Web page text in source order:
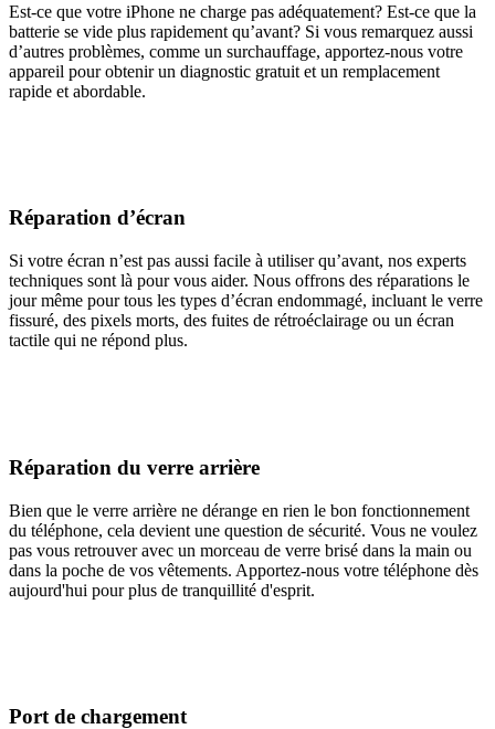
Est-ce que votre iPhone ne charge pas adéquatement? Est-ce que la
batterie se vide plus rapidement qu’avant? Si vous remarquez aussi
d’autres problèmes, comme un surchauffage, apportez-nous votre
appareil pour obtenir un diagnostic gratuit et un remplacement
rapide et abordable.
Réparation d’écran
Si votre écran n’est pas aussi facile à utiliser qu’avant, nos experts
techniques sont là pour vous aider. Nous offrons des réparations le
jour même pour tous les types d’écran endommagé, incluant le verre
fissuré, des pixels morts, des fuites de rétroéclairage ou un écran
tactile qui ne répond plus.
Réparation du verre arrière
Bien que le verre arrière ne dérange en rien le bon fonctionnement
du téléphone, cela devient une question de sécurité. Vous ne voulez
pas vous retrouver avec un morceau de verre brisé dans la main ou
dans la poche de vos vêtements. Apportez-nous votre téléphone dès
aujourd'hui pour plus de tranquillité d'esprit.
Port de chargement